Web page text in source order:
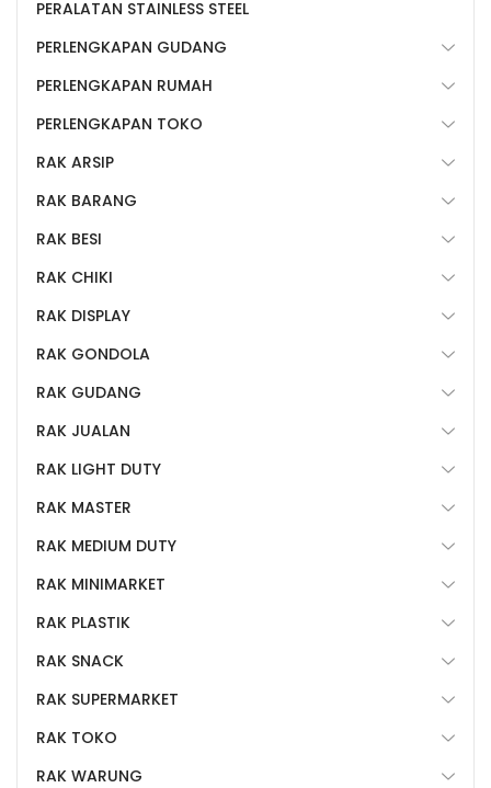
PERALATAN STAINLESS STEEL
PERLENGKAPAN GUDANG
PERLENGKAPAN RUMAH
PERLENGKAPAN TOKO
RAK ARSIP
RAK BARANG
RAK BESI
RAK CHIKI
RAK DISPLAY
RAK GONDOLA
RAK GUDANG
RAK JUALAN
RAK LIGHT DUTY
RAK MASTER
RAK MEDIUM DUTY
RAK MINIMARKET
RAK PLASTIK
RAK SNACK
RAK SUPERMARKET
RAK TOKO
RAK WARUNG